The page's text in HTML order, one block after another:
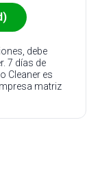
debe
7 días de
Cleaner es
matriz